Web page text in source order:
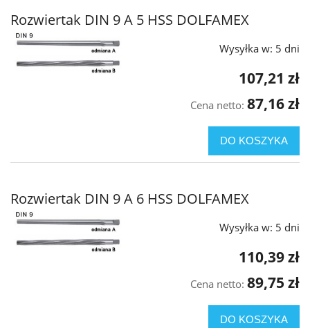
Rozwiertak DIN 9 A 5 HSS DOLFAMEX
Wysyłka w: 5 dni
107,21 zł
Cena netto: 87,16 zł
DO KOSZYKA
Rozwiertak DIN 9 A 6 HSS DOLFAMEX
Wysyłka w: 5 dni
110,39 zł
Cena netto: 89,75 zł
DO KOSZYKA